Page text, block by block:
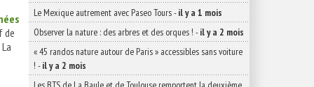
de
Le Mexique autrement avec Paseo Tours-il y a 1 mois
Observer la nature : des arbres et des orques ! -il y a 2 mois
« 45 randos nature autour de Paris » accessibles sans voiture
! -il y a 2 mois